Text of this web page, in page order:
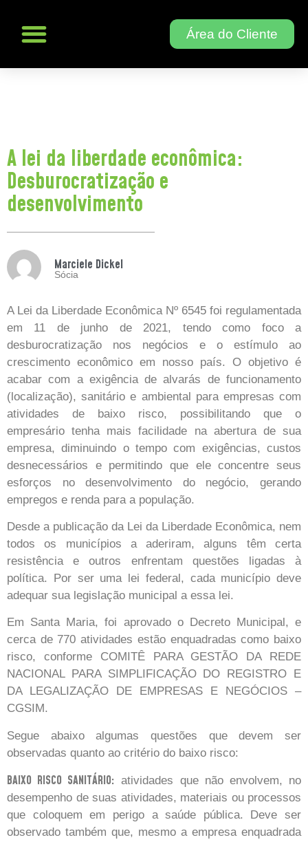
Área do Cliente
A lei da liberdade econômica:
Desburocratização e
desenvolvimento
Marciele Dickel
Sócia
A Lei da Liberdade Econômica Nº 6545 foi regulamentada
em 11 de junho de 2021, tendo como foco a
desburocratização nos negócios e o estímulo ao
crescimento econômico em nosso país. O objetivo é
acabar com a exigência de alvarás de funcionamento
(localização), sanitário e ambiental para empresas com
atividades de baixo risco, possibilitando que o
empresário tenha mais facilidade na abertura de sua
empresa, diminuindo o tempo com exigências, custos
desnecessários e permitindo que ele concentre seus
esforços no desenvolvimento do negócio, gerando
empregos e renda para a população.
Desde a publicação da Lei da Liberdade Econômica, nem
todos os municípios a aderiram, alguns têm certa
resistência e outros enfrentam questões ligadas à
política. Por ser uma lei federal, cada município deve
adequar sua legislação municipal a essa lei.
Em Santa Maria, foi aprovado o Decreto Municipal, e
cerca de 770 atividades estão enquadradas como baixo
risco, conforme COMITÊ PARA GESTÃO DA REDE
NACIONAL PARA SIMPLIFICAÇÃO DO REGISTRO E
DA LEGALIZAÇÃO DE EMPRESAS E NEGÓCIOS –
CGSIM.
Segue abaixo algumas questões que devem ser
observadas quanto ao critério do baixo risco:
BAIXO RISCO SANITÁRIO: atividades que não envolvem, no
desempenho de suas atividades, materiais ou processos
que coloquem em perigo a saúde pública. Deve ser
observado também que, mesmo a empresa enquadrada